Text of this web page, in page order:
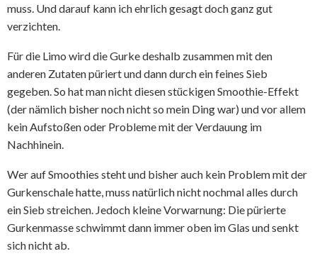
muss. Und darauf kann ich ehrlich gesagt doch ganz gut
verzichten.
Für die Limo wird die Gurke deshalb zusammen mit den
anderen Zutaten püriert und dann durch ein feines Sieb
gegeben. So hat man nicht diesen stückigen Smoothie-Effekt
(der nämlich bisher noch nicht so mein Ding war) und vor allem
kein Aufstoßen oder Probleme mit der Verdauung im
Nachhinein.
Wer auf Smoothies steht und bisher auch kein Problem mit der
Gurkenschale hatte, muss natürlich nicht nochmal alles durch
ein Sieb streichen. Jedoch kleine Vorwarnung: Die pürierte
Gurkenmasse schwimmt dann immer oben im Glas und senkt
sich nicht ab.